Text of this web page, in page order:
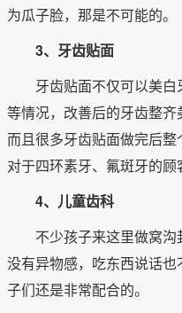
为瓜子脸，那是不可能的。
3、牙齿贴面
牙齿贴面不仅可以美
等情况，改善后的牙齿整齐
而且很多牙齿贴面做完后
对于四环素牙、氟斑牙的顾
4、儿童齿科
不少孩子来这里做窝
没有异物感，吃东西说话
子们还是非常配合的。